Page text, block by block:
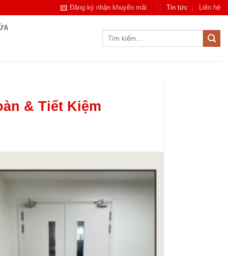
Đăng ký nhận khuyến mãi Tin tức Liên hệ
& Tiết Kiệm